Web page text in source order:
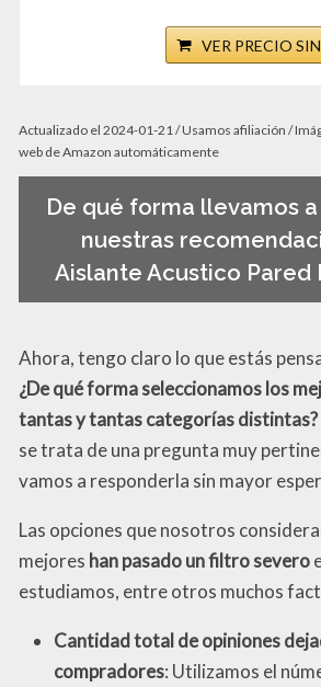
VER PRECIO
Actualizado el 2024-01-21 / Usamos afiliación /
web de Amazon automáticamente
De qué forma llevamos
nuestras
Aislante Acustico Pared
Ahora, tengo claro lo que estás
¿De qué forma seleccionamos los
tantas y tantas categorías distintas?
se trata de una pregunta muy
vamos a responderla sin mayor
Las opciones que nosotros
mejores han pasado un filtro severo
estudiamos, entre otros muchos
Cantidad total de opiniones
compradores: Utilizamos el